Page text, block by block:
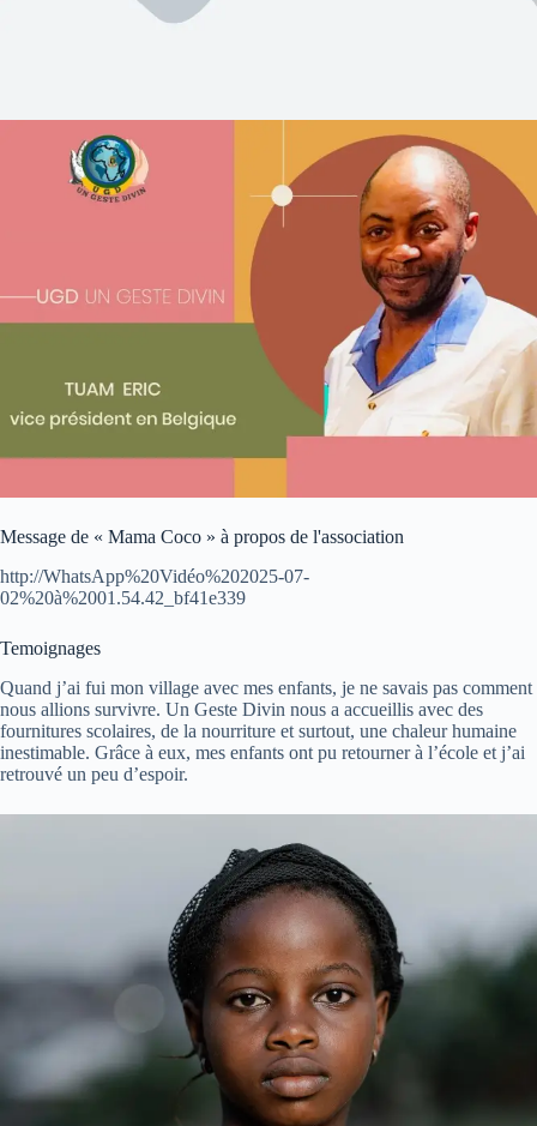
Message de « Mama Coco » à propos de l'association
http://WhatsApp%20Vidéo%202025-07-
02%20à%2001.54.42_bf41e339
Temoignages
Quand j’ai fui mon village avec mes enfants, je ne savais pas comment
nous allions survivre. Un Geste Divin nous a accueillis avec des
fournitures scolaires, de la nourriture et surtout, une chaleur humaine
inestimable. Grâce à eux, mes enfants ont pu retourner à l’école et j’ai
retrouvé un peu d’espoir.